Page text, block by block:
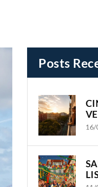
Posts
16/